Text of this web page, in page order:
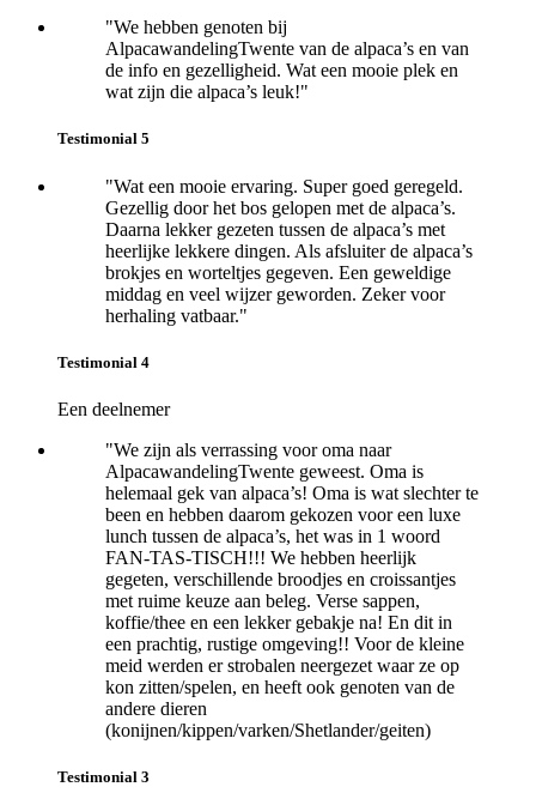
"We hebben genoten bij
AlpacawandelingTwente van de alpaca’s en van
de info en gezelligheid. Wat een mooie plek en
wat zijn die alpaca’s leuk!"
Testimonial 5
"Wat een mooie ervaring. Super goed geregeld.
Gezellig door het bos gelopen met de alpaca’s.
Daarna lekker gezeten tussen de alpaca’s met
heerlijke lekkere dingen. Als afsluiter de alpaca’s
brokjes en worteltjes gegeven. Een geweldige
middag en veel wijzer geworden. Zeker voor
herhaling vatbaar."
Testimonial 4
Een deelnemer
"We zijn als verrassing voor oma naar
AlpacawandelingTwente geweest. Oma is
helemaal gek van alpaca’s! Oma is wat slechter te
been en hebben daarom gekozen voor een luxe
lunch tussen de alpaca’s, het was in 1 woord
FAN-TAS-TISCH!!! We hebben heerlijk
gegeten, verschillende broodjes en croissantjes
met ruime keuze aan beleg. Verse sappen,
koffie/thee en een lekker gebakje na! En dit in
een prachtig, rustige omgeving!! Voor de kleine
meid werden er strobalen neergezet waar ze op
kon zitten/spelen, en heeft ook genoten van de
andere dieren
(konijnen/kippen/varken/Shetlander/geiten)
Testimonial 3